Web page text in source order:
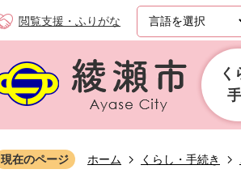
閲覧支援・ふりがな
く
現在のページ ホーム くらし・手続き